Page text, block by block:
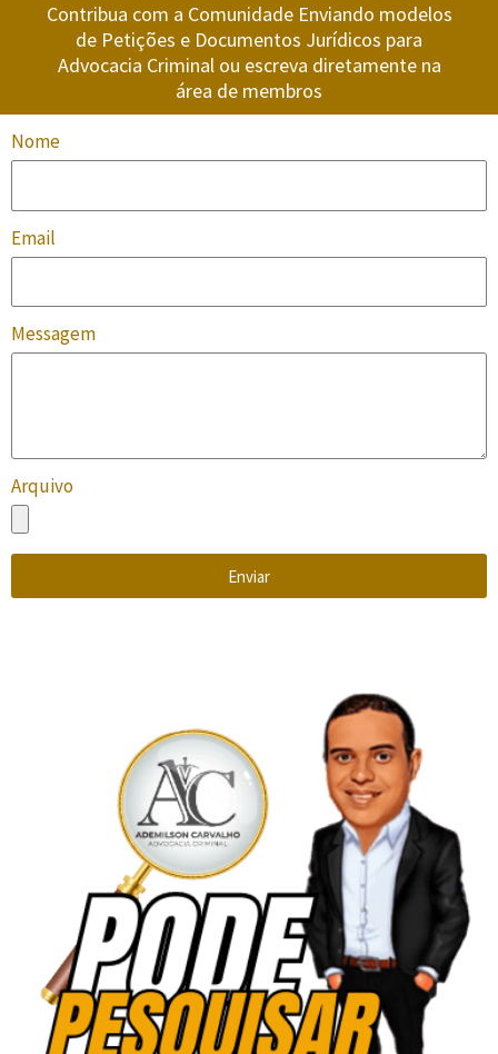
Contribua com a Comunidade Enviando modelos
de Petições e Documentos Jurídicos para
Advocacia Criminal ou escreva diretamente na
área de membros
Nome
Email
Messagem
Arquivo
Enviar